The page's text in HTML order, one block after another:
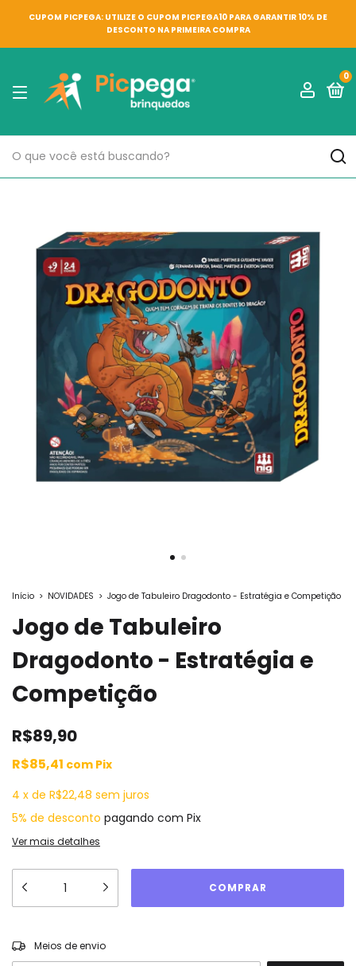
CUPOM PICPEGA: UTILIZE O CUPOM PICPEGA10 PARA GARANTIR 10% DE
DESCONTO NA PRIMEIRA COMPRA
0
Início > NOVIDADES > Jogo de Tabuleiro Dragodonto - Estratégia e Competição
Jogo de Tabuleiro
Dragodonto - Estratégia e
Competição
R$89,90
R$85,41 com Pix
4 x de R$22,48 sem juros
5% de desconto pagando com Pix
Ver mais detalhes
Entregas para o CEP:
Meios de envio